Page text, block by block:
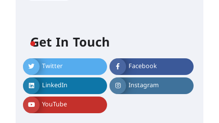
Get In Touch
Twitter Facebook
LinkedIn Instagram
YouTube
സാഹിത്യത്തിൽ ഡോക്ടറേറ്റ്
നേടിയ എൻ. ആര്യ
August 7, 2026
ട്യുണീഷ്യൻ ചിത്രം ” ദി
വോയിസ് ഓഫ് ഹിന്ദ് റജബ് ”
ഇരിങ്ങാലക്കുട ഫിലിം
സൊസൈറ്റി ആഗസ്റ്റ് 7
വെള്ളിയാഴ്ച സ്‌ക്രീൻ
ചെയ്യുന്നു